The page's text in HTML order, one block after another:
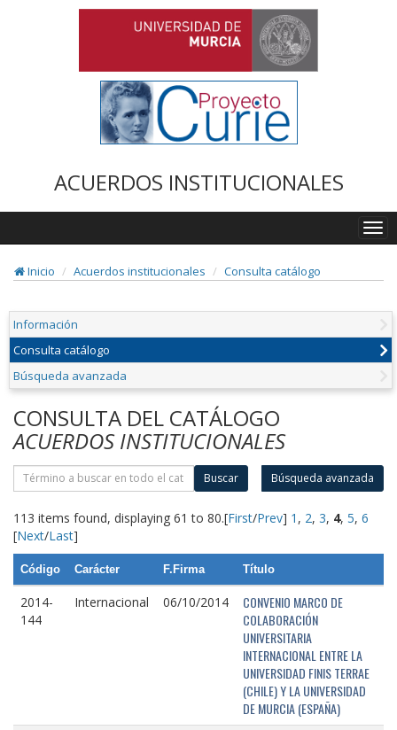
ACUERDOS INSTITUCIONALES
Inicio
Acuerdos institucionales Consulta catálogo
Información
Consulta catálogo
Búsqueda avanzada
CONSULTA DEL CATÁLOGO
ACUERDOS INSTITUCIONALES
Buscar Búsqueda avanzada
113 items found, displaying 61 to 80.[First/Prev] 1 , 2, 3, 4, 5, 6
[Next/Last]
Código Carácter F.Firma Título
2014-
144
Internacional 06/10/2014
CONVENIO MARCO DE
COLABORACIÓN
UNIVERSITARIA
INTERNACIONAL ENTRE LA
UNIVERSIDAD FINIS TERRAE
(CHILE) Y LA UNIVERSIDAD
DE MURCIA (ESPAÑA)